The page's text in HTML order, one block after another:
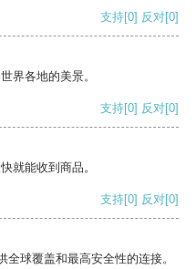
支持[0] 反对[0]
界各地的美景。
支持[0] 反对[0]
就能收到商品。
支持[0] 反对[0]
球覆盖和最高安全性的连接。